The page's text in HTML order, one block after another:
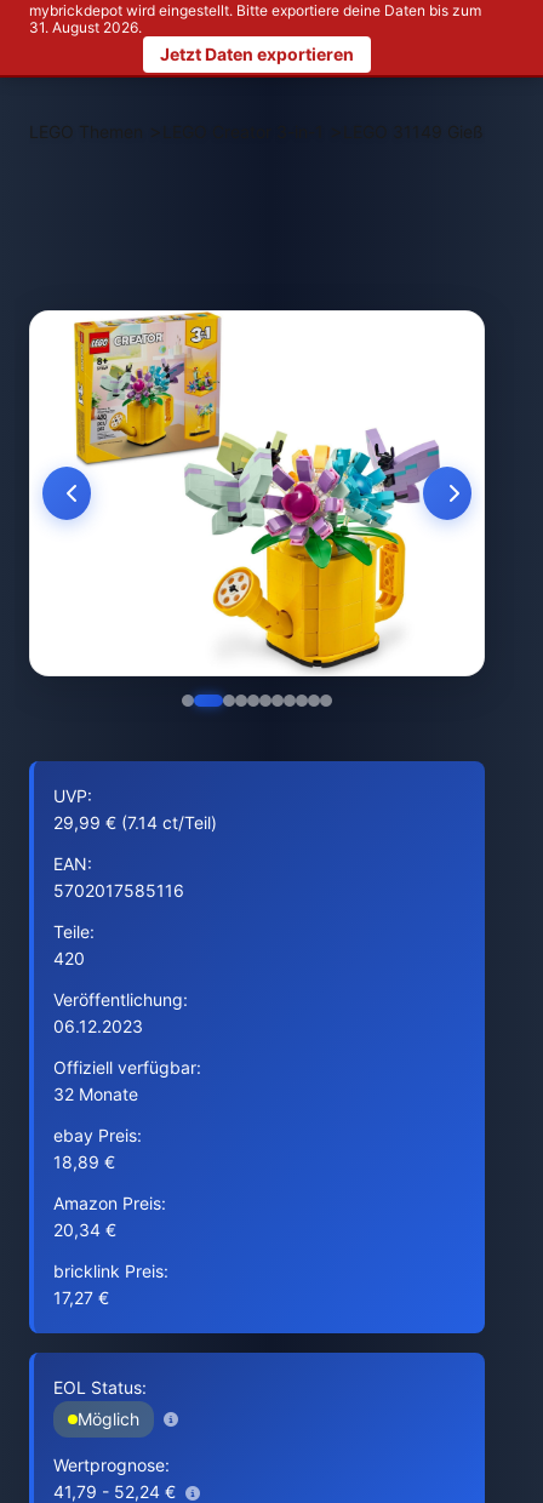
mybrickdepot wird eingestellt. Bitte exportiere deine Daten bis zum
31. August 2026.
Jetzt Daten exportieren
LEGO Themen > LEGO 31149 Gießkanne
UVP:
29,99 € (7.14 ct/Teil)
EAN:
5702017585116
Teile:
420
Veröffentlichung:
06.12.2023
Offiziell verfügbar:
32 Monate
ebay Preis:
18,89 €
Amazon Preis:
20,34 €
bricklink Preis:
17,27 €
EOL Status:
Möglich
Wertprognose:
41,79 - 52,24 €